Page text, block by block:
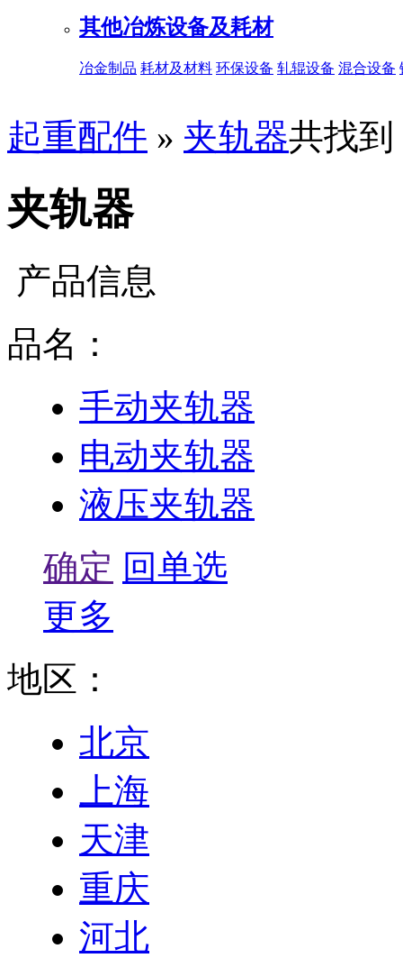
其他冶炼设备及耗材
冶金制品 耗材及材料 环保设备 轧辊设备 混合设备
起重配件 » 夹轨器共找到
夹轨器
产品信息
品名：
手动夹轨器
电动夹轨器
液压夹轨器
确定 回单选
更多
地区：
北京
上海
天津
重庆
河北